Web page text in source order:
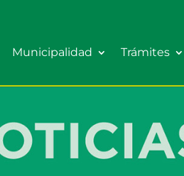
Municipalidad Trámites